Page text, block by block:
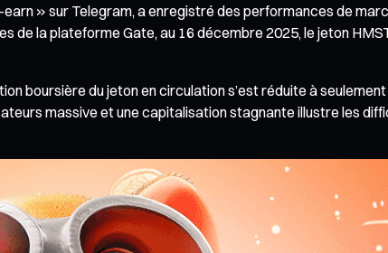
» sur Telegram, a enregistré des performances de
de la plateforme Gate, au 16 décembre 2025, le jeton
boursière du jeton en circulation s’est réduite à
massive et une capitalisation stagnante illustre les